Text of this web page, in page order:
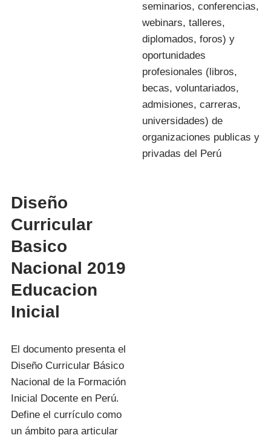
seminarios, conferencias,
webinars, talleres,
diplomados, foros) y
oportunidades
profesionales (libros,
becas, voluntariados,
admisiones, carreras,
universidades) de
organizaciones publicas y
privadas del Perú
Diseño
Curricular
Basico
Nacional 2019
Educacion
Inicial
El documento presenta el
Diseño Curricular Básico
Nacional de la Formación
Inicial Docente en Perú.
Define el currículo como
un ámbito para articular